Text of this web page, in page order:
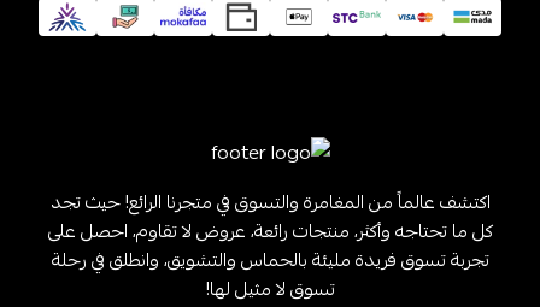
اكتشف عالماً من المغامرة والتسوق في متجرنا الرائع! حيث تجد
كل ما تحتاجه وأكثر، منتجات رائعة، عروض لا تقاوم، احصل على
تجربة تسوق فريدة مليئة بالحماس والتشويق، وانطلق في رحلة
تسوق لا مثيل لها!